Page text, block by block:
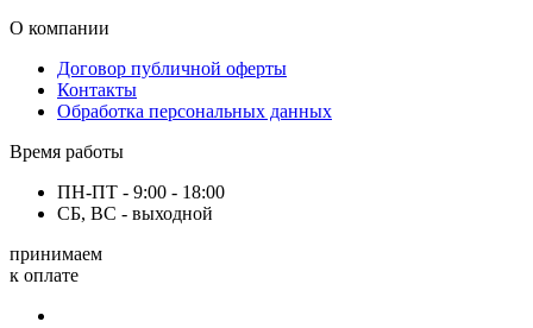
О компании
Договор публичной оферты
Контакты
Обработка персональных данных
Время работы
ПН-ПТ - 9:00 - 18:00
СБ, ВС - выходной
принимаем
к оплате